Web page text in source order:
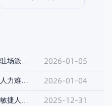
项目急、招人慢、成本高？2026年驻场派遣如何用“快、准、省 2026-01-05
2026-01-04
2025-12-31